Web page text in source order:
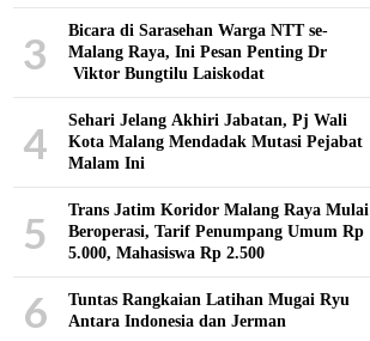
3
Bicara di Sarasehan Warga NTT se-
Malang Raya, Ini Pesan Penting Dr
Viktor Bungtilu Laiskodat
4
Sehari Jelang Akhiri Jabatan, Pj Wali
Kota Malang Mendadak Mutasi Pejabat
Malam Ini
5
Trans Jatim Koridor Malang Raya Mulai
Beroperasi, Tarif Penumpang Umum Rp
5.000, Mahasiswa Rp 2.500
6
Tuntas Rangkaian Latihan Mugai Ryu
Antara Indonesia dan Jerman